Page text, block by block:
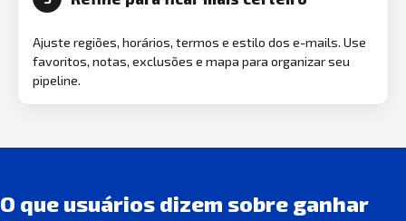
Ajuste regiões, horários, termos e estilo dos e-mails. Use
favoritos, notas, exclusões e mapa para organizar seu
pipeline.
O que usuários dizem sobre ganhar